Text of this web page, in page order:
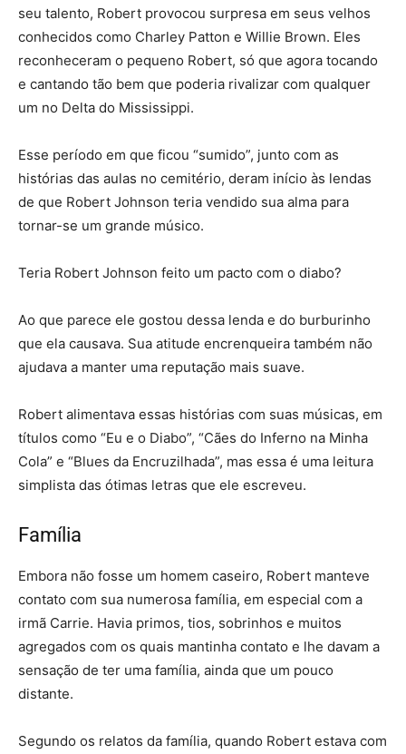
seu talento, Robert provocou surpresa em seus velhos
conhecidos como Charley Patton e Willie Brown. Eles
reconheceram o pequeno Robert, só que agora tocando
e cantando tão bem que poderia rivalizar com qualquer
um no Delta do Mississippi.
Esse período em que ficou “sumido”, junto com as
histórias das aulas no cemitério, deram início às lendas
de que Robert Johnson teria vendido sua alma para
tornar-se um grande músico.
Teria Robert Johnson feito um pacto com o diabo?
Ao que parece ele gostou dessa lenda e do burburinho
que ela causava. Sua atitude encrenqueira também não
ajudava a manter uma reputação mais suave.
Robert alimentava essas histórias com suas músicas, em
títulos como “Eu e o Diabo”, “Cães do Inferno na Minha
Cola” e “Blues da Encruzilhada”, mas essa é uma leitura
simplista das ótimas letras que ele escreveu.
Família
Embora não fosse um homem caseiro, Robert manteve
contato com sua numerosa família, em especial com a
irmã Carrie. Havia primos, tios, sobrinhos e muitos
agregados com os quais mantinha contato e lhe davam a
sensação de ter uma família, ainda que um pouco
distante.
Segundo os relatos da família, quando Robert estava com